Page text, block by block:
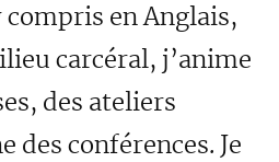
en Anglais,
carcéral, j’anime
des ateliers
des conférences. Je